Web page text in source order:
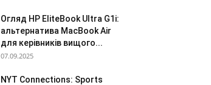
Огляд HP EliteBook Ultra G1i:
альтернатива MacBook Air
для керівників вищого...
07.09.2025
NYT Connections: Sports